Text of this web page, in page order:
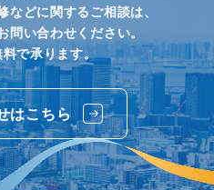
などに関するご相談は、
問い合わせください。
で承ります。
はこちら